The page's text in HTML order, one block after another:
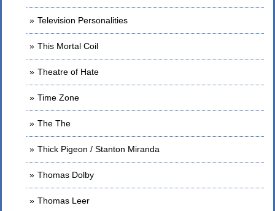
Television Personalities
This Mortal Coil
Theatre of Hate
Time Zone
The The
Thick Pigeon / Stanton Miranda
Thomas Dolby
Thomas Leer